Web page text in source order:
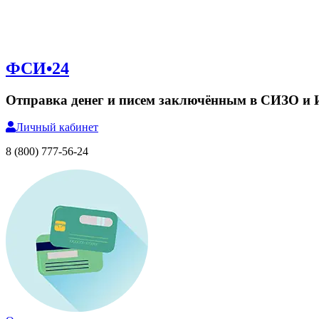
ФСИ•24
Отправка денег и писем заключённым в СИЗО и
Личный кабинет
8 (800) 777-56-24